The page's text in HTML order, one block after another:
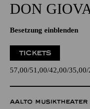
DON
Besetzung einblenden
TICKETS
57,00 51,00 42,00 35,00
AALTO MUSIKTHEATER